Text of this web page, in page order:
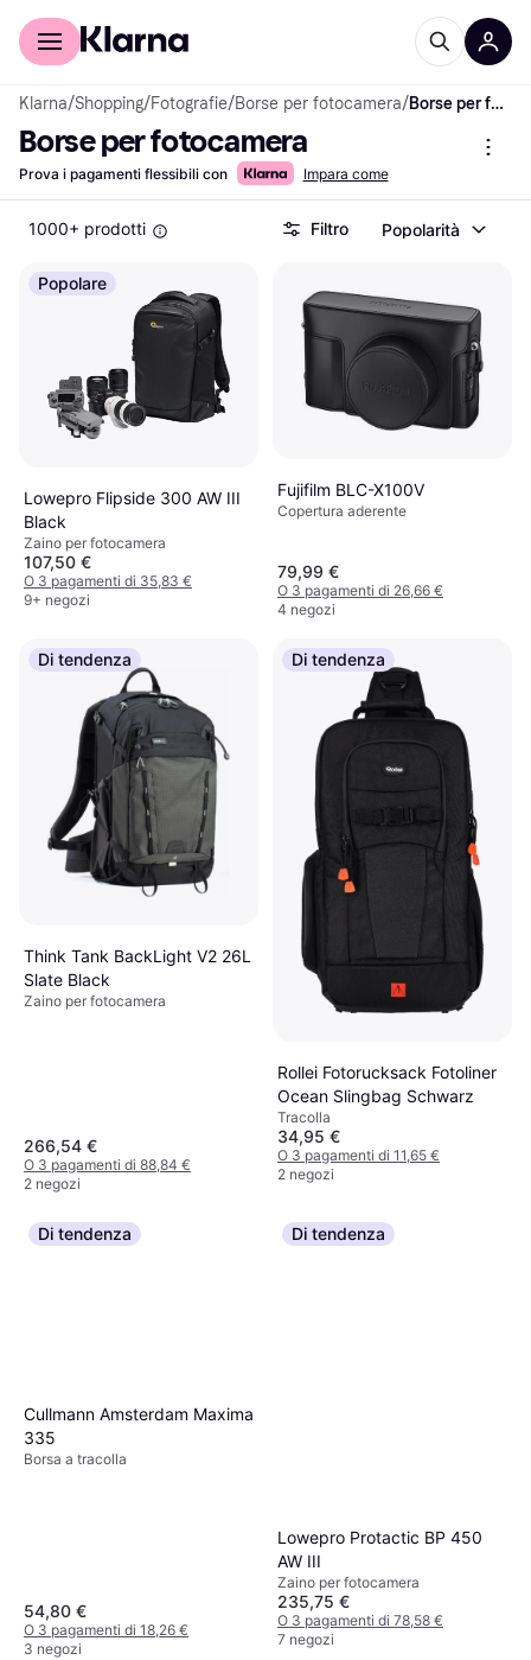
Per il tuo shopping
Klarna/Shopping/Fotografie/Borse per fotocamera/ Borse per fotocamera
Borse per fotocamera
Prova i pagamenti flessibili con Impara come
1000+ prodotti Filtro Popolarità
Popolare
Lowepro Flipside 300 AW III
Black
Zaino per fotocamera
107,50 €
O 3 pagamenti di 35,83 €
9+ negozi
Fujifilm BLC-X100V
Copertura aderente
79,99 €
O 3 pagamenti di 26,66 €
4 negozi
Di tendenza
Think Tank BackLight V2 26L
Slate Black
Zaino per fotocamera
266,54 €
O 3 pagamenti di 88,84 €
2 negozi
Di tendenza
Rollei Fotorucksack Fotoliner
Ocean Slingbag Schwarz
Tracolla
34,95 €
O 3 pagamenti di 11,65 €
2 negozi
Di tendenza
Cullmann Amsterdam Maxima
335
Borsa a tracolla
54,80 €
O 3 pagamenti di 18,26 €
3 negozi
Di tendenza
Lowepro Protactic BP 450
AW III
Zaino per fotocamera
235,75 €
O 3 pagamenti di 78,58 €
7 negozi